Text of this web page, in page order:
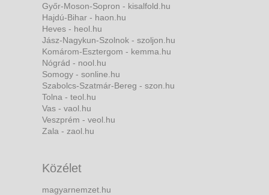
Győr-Moson-Sopron - kisalfold.hu
Hajdú-Bihar - haon.hu
Heves - heol.hu
Jász-Nagykun-Szolnok - szoljon.hu
Komárom-Esztergom - kemma.hu
Nógrád - nool.hu
Somogy - sonline.hu
Szabolcs-Szatmár-Bereg - szon.hu
Tolna - teol.hu
Vas - vaol.hu
Veszprém - veol.hu
Zala - zaol.hu
Közélet
magyarnemzet.hu